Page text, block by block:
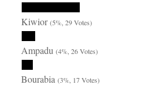
Kiwior(5%, 29 Votes)
Ampadu(4%, 26 Votes)
Bourabia(3%, 17 Votes)